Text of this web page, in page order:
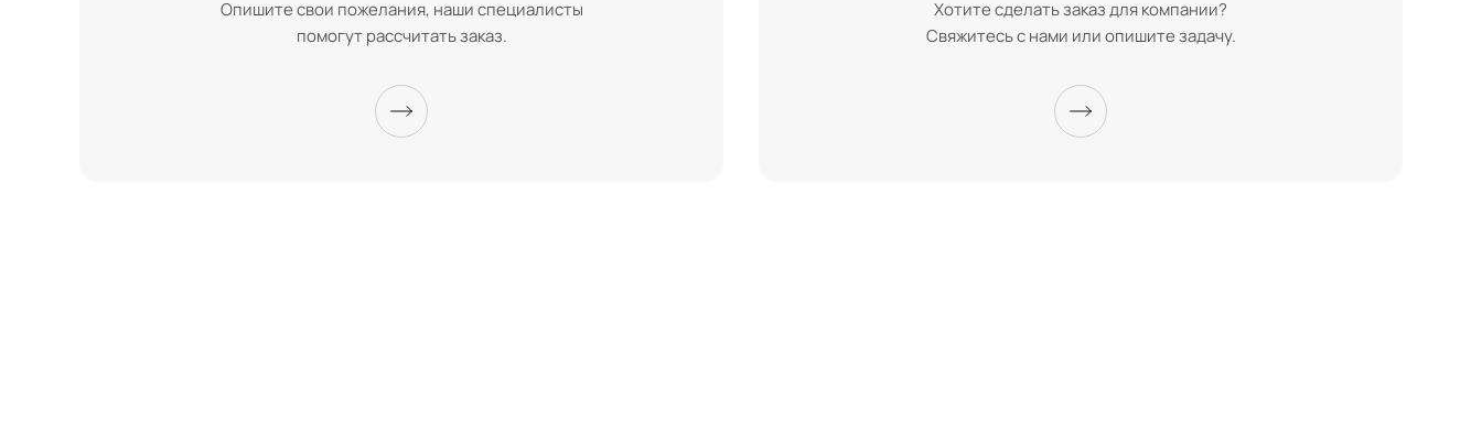
Опишите свои пожелания, наши специалисты
помогут рассчитать заказ.
Хотите сделать заказ для компании?
Свяжитесь с нами или опишите задачу.